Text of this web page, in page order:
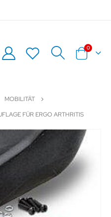
Warenkorb
0Artikel
MOBILITÄT
FÜR ERGO ARTHRITIS